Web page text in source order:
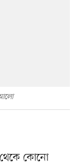
থেকে কোনো